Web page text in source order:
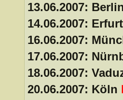
13.06.2007:
14.06.2007:
16.06.2007:
17.06.2007:
18.06.2007:
20.06.2007: Köln